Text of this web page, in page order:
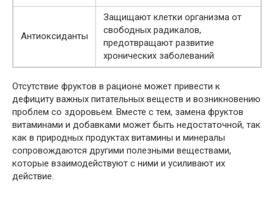
Антиоксиданты
Защищают клетки организма от
свободных радикалов,
предотвращают развитие
хронических заболеваний
Отсутствие фруктов в рационе может привести к
дефициту важных питательных веществ и возникновению
проблем со здоровьем. Вместе с тем, замена фруктов
витаминами и добавками может быть недостаточной, так
как в природных продуктах витамины и минералы
сопровождаются другими полезными веществами,
которые взаимодействуют с ними и усиливают их
действие.